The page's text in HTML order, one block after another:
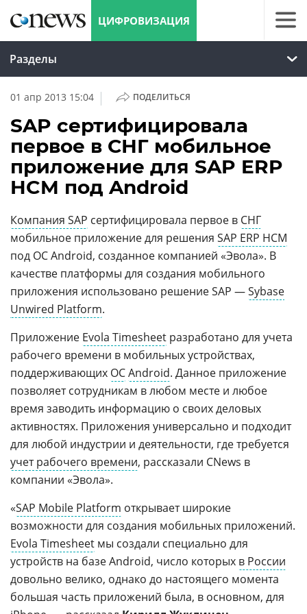
ЦИФРОВИЗАЦИЯ
Разделы
01 апр 2013 15:04 | ПОДЕЛИТЬСЯ
SAP сертифицировала
первое в СНГ мобильное
приложение для SAP ERP
HCM под Android
Компания SAP сертифицировала первое в СНГ
мобильное приложение для решения SAP ERP HCM
под ОС Android, созданное компанией «Эвола». В
качестве платформы для создания мобильного
приложения использовано решение SAP —Sybase
Unwired Platform.
Приложение Evola Timesheet разработано для учета
рабочего времени в мобильных устройствах,
поддерживающих ОСAndroid. Данное приложение
позволяет сотрудникам в любом месте и любое
время заводить информацию о своих деловых
активностях. Приложения универсально и подходит
для любой индустрии и деятельности, где требуется
учет рабочего времени, рассказали CNews в
компании «Эвола».
«SAP Mobile Platform открывает широкие
возможности для создания мобильных приложений.
Evola Timesheet мы создали специально для
устройств на базе Android, число которых в России
довольно велико, однако до настоящего момента
большая часть приложений была, в основном, для